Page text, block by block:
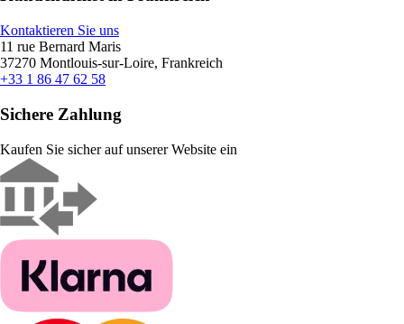
Kontaktieren Sie uns
11 rue Bernard Maris
37270 Montlouis-sur-Loire, Frankreich
+33 1 86 47 62 58
Sichere Zahlung
Kaufen Sie sicher auf unserer Website ein